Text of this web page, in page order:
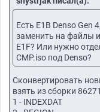
Есть E1B Denso Gen
заменить на файлы
Е1F? Или нужно
CMP.iso под Denso?
Сконвертировать
взять из сборки
1 - INDEXDAT